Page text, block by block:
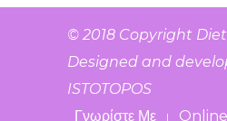
© 2018 Copyright
Designed and
ISTOTOPOS
Γνωρίστε Με
| Online